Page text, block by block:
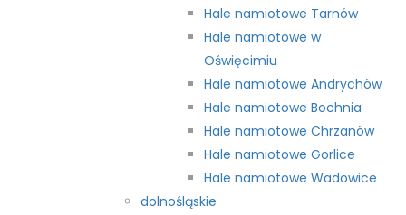
Hale namiotowe Tarnów
Hale namiotowe w
Oświęcimiu
Hale namiotowe Andrychów
Hale namiotowe Bochnia
Hale namiotowe Chrzanów
Hale namiotowe Gorlice
Hale namiotowe Wadowice
dolnośląskie